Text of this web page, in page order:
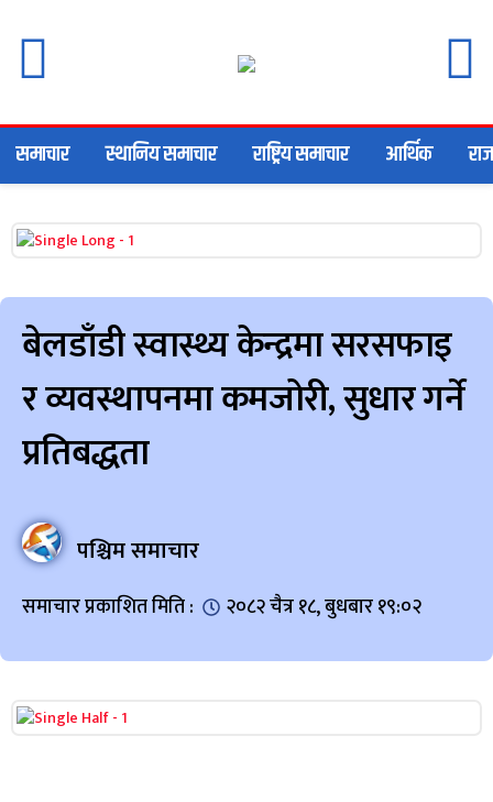
समाचार स्थानिय समाचार राष्ट्रिय समाचार आर्थिक
बेलडाँडी स्वास्थ्य केन्द्रमा सरसफाइ
र व्यवस्थापनमा कमजोरी, सुधार गर्ने
प्रतिबद्धता
पश्चिम समाचार
समाचार प्रकाशित मिति : २०८२ चैत्र १८, बुधबार १९:०२